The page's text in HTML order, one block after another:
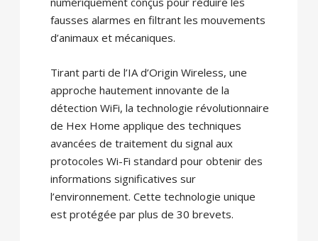
fausses alarmes en filtrant les mouvements
d’animaux et mécaniques.
Tirant parti de l’IA d’Origin Wireless, une
approche hautement innovante de la
détection WiFi, la technologie révolutionnaire
de Hex Home applique des techniques
avancées de traitement du signal aux
protocoles Wi-Fi standard pour obtenir des
informations significatives sur
l’environnement. Cette technologie unique
est protégée par plus de 30 brevets.